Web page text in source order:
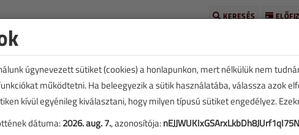
KERESÉS
TARTALOM
úgynevezett sütiket (cookies) a honlapunkon, mert nélkülük nem
működtetni. Ha beleegyezik a sütik használatába, válassza azok
kívül egyénileg kiválasztani, hogy milyen típusú sütiket engedélyez.
dátuma:2026. aug. 7., azonosítója: